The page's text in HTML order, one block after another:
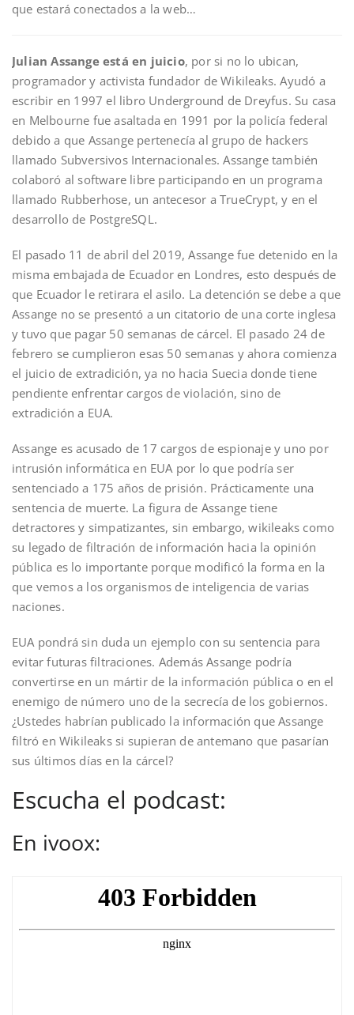
que estará conectados a la web…
Julian Assange está en juicio, por si no lo ubican,
programador y activista fundador de Wikileaks. Ayudó a
escribir en 1997 el libro Underground de Dreyfus. Su casa
en Melbourne fue asaltada en 1991 por la policía federal
debido a que Assange pertenecía al grupo de hackers
llamado Subversivos Internacionales. Assange también
colaboró al software libre participando en un programa
llamado Rubberhose, un antecesor a TrueCrypt, y en el
desarrollo de PostgreSQL.
El pasado 11 de abril del 2019, Assange fue detenido en la
misma embajada de Ecuador en Londres, esto después de
que Ecuador le retirara el asilo. La detención se debe a que
Assange no se presentó a un citatorio de una corte inglesa
y tuvo que pagar 50 semanas de cárcel. El pasado 24 de
febrero se cumplieron esas 50 semanas y ahora comienza
el juicio de extradición, ya no hacia Suecia donde tiene
pendiente enfrentar cargos de violación, sino de
extradición a EUA.
Assange es acusado de 17 cargos de espionaje y uno por
intrusión informática en EUA por lo que podría ser
sentenciado a 175 años de prisión. Prácticamente una
sentencia de muerte. La figura de Assange tiene
detractores y simpatizantes, sin embargo, wikileaks como
su legado de filtración de información hacia la opinión
pública es lo importante porque modificó la forma en la
que vemos a los organismos de inteligencia de varias
naciones.
EUA pondrá sin duda un ejemplo con su sentencia para
evitar futuras filtraciones. Además Assange podría
convertirse en un mártir de la información pública o en el
enemigo de número uno de la secrecía de los gobiernos.
¿Ustedes habrían publicado la información que Assange
filtró en Wikileaks si supieran de antemano que pasarían
sus últimos días en la cárcel?
Escucha el podcast:
En ivoox: